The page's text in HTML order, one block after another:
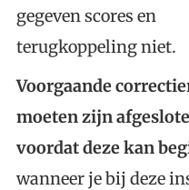
gegeven scores en
terugkoppeling niet.
Voorgaande
moeten zijn
voordat deze kan
wanneer je bij deze